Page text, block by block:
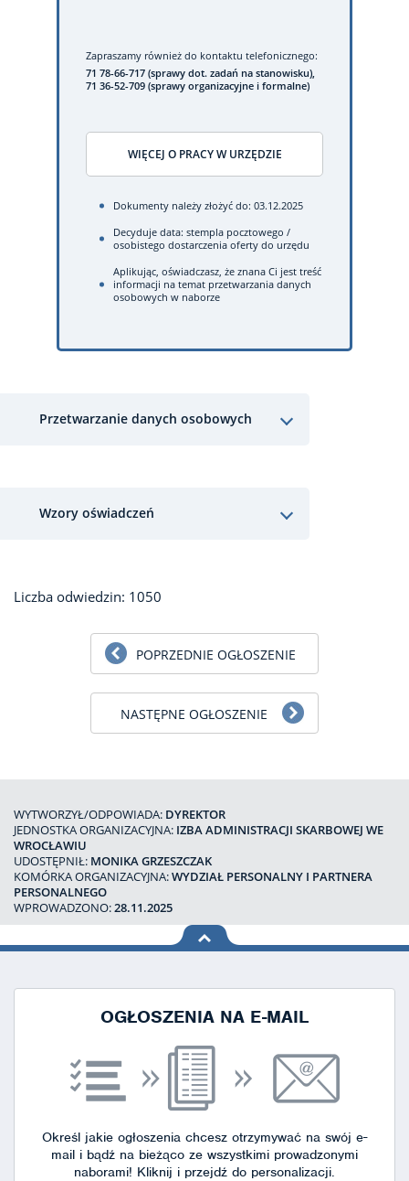
Zapraszamy również do kontaktu telefonicznego:
71 78-66-717 (sprawy dot. zadań na stanowisku),
71 36-52-709 (sprawy organizacyjne i formalne)
WIĘCEJ O PRACY W URZĘDZIE
Dokumenty należy złożyć do: 03.12.2025
Decyduje data: stempla pocztowego /
osobistego dostarczenia oferty do urzędu
Aplikując, oświadczasz, że znana Ci jest treść
informacji na temat przetwarzania danych
osobowych w naborze
Przetwarzanie danych osobowych
Wzory oświadczeń
Liczba odwiedzin: 1050
POPRZEDNIE OGŁOSZENIE
NASTĘPNE OGŁOSZENIE
WYTWORZYŁ/ODPOWIADA: DYREKTOR
JEDNOSTKA ORGANIZACYJNA: IZBA ADMINISTRACJI SKARBOWEJ WE
WROCŁAWIU
UDOSTĘPNIŁ: MONIKA GRZESZCZAK
KOMÓRKA ORGANIZACYJNA:WYDZIAŁ PERSONALNY I PARTNERA
PERSONALNEGO
WPROWADZONO:28.11.2025
na górę
OGŁOSZENIA NA E-MAIL
Określ jakie ogłoszenia chcesz otrzymywać na swój e-
mail i bądź na bieżąco ze wszystkimi prowadzonymi
naborami! Kliknij i przejdź do personalizacji.